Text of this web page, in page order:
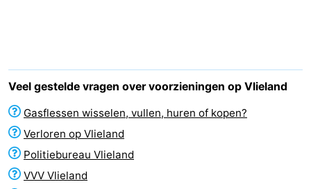
Zien
&
doen
Bezienswaardigheden
-
Musea
-
Veel gestelde vragen over voorzieningen op Vlieland
Gasflessen wisselen, vullen, huren of kopen?
Verloren op Vlieland
Politiebureau Vlieland
VVV Vlieland